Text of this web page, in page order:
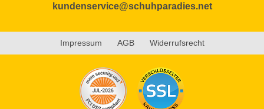
kundenservice@schuhparadies.net
Impressum AGB Widerrufsrecht